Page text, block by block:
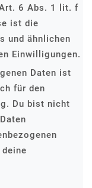
6 Abs. 1 lit. f
ist die
und ähnlichen
Einwilligungen.
Daten ist
für den
Du bist nicht